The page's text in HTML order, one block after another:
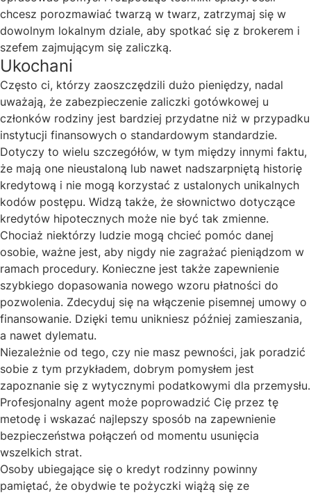
chcesz porozmawiać twarzą w twarz, zatrzymaj się w
dowolnym lokalnym dziale, aby spotkać się z brokerem i
szefem zajmującym się zaliczką.
Ukochani
Często ci, którzy zaoszczędzili dużo pieniędzy, nadal
uważają, że zabezpieczenie zaliczki gotówkowej u
członków rodziny jest bardziej przydatne niż w przypadku
instytucji finansowych o standardowym standardzie.
Dotyczy to wielu szczegółów, w tym między innymi faktu,
że mają one nieustaloną lub nawet nadszarpniętą historię
kredytową i nie mogą korzystać z ustalonych unikalnych
kodów postępu. Widzą także, że słownictwo dotyczące
kredytów hipotecznych może nie być tak zmienne.
Chociaż niektórzy ludzie mogą chcieć pomóc danej
osobie, ważne jest, aby nigdy nie zagrażać pieniądzom w
ramach procedury. Konieczne jest także zapewnienie
szybkiego dopasowania nowego wzoru płatności do
pozwolenia. Zdecyduj się na włączenie pisemnej umowy o
finansowanie. Dzięki temu unikniesz później zamieszania,
a nawet dylematu.
Niezależnie od tego, czy nie masz pewności, jak poradzić
sobie z tym przykładem, dobrym pomysłem jest
zapoznanie się z wytycznymi podatkowymi dla przemysłu.
Profesjonalny agent może poprowadzić Cię przez tę
metodę i wskazać najlepszy sposób na zapewnienie
bezpieczeństwa połączeń od momentu usunięcia
wszelkich strat.
Osoby ubiegające się o kredyt rodzinny powinny
pamiętać, że obydwie te pożyczki wiążą się ze